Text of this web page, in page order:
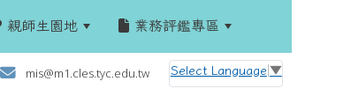
親師生園地 業務評鑑專區
mis@m1.cles.tyc.edu.tw Select Language ▼